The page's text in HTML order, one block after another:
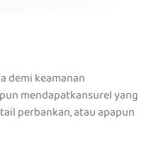
demi keamanan
mendapatkansurel yang
perbankan, atau apapun